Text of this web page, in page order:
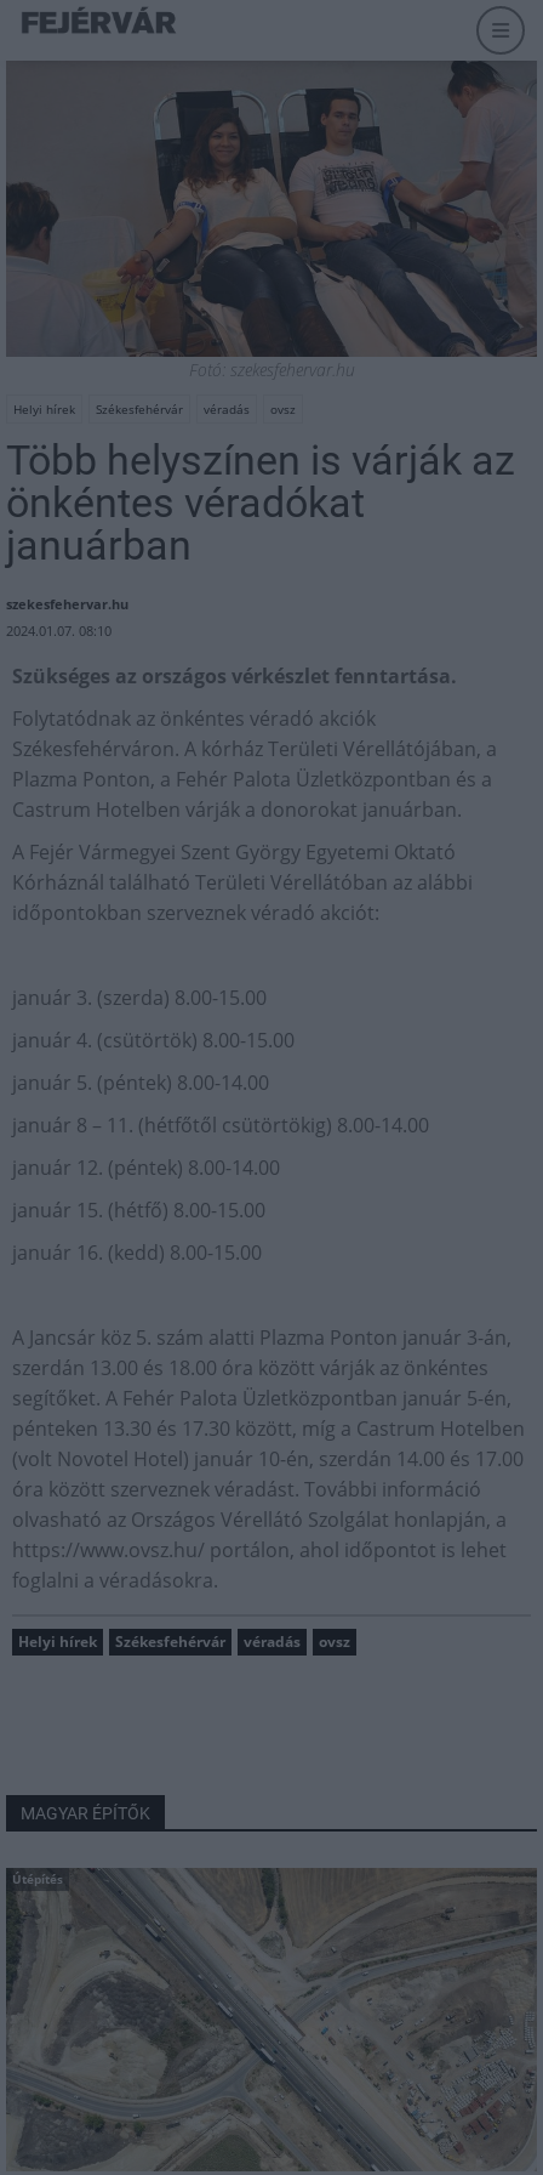
Fotó: szekesfehervar.hu
Helyi hírek Székesfehérvár véradás ovsz
Több helyszínen is várják az
önkéntes véradókat
januárban
szekesfehervar.hu
2024.01.07. 08:10
Szükséges az országos vérkészlet fenntartása.
Folytatódnak az önkéntes véradó akciók
Székesfehérváron. A kórház Területi Vérellátójában, a
Plazma Ponton, a Fehér Palota Üzletközpontban és a
Castrum Hotelben várják a donorokat januárban.
A Fejér Vármegyei Szent György Egyetemi Oktató
Kórháznál található Területi Vérellátóban az alábbi
időpontokban szerveznek véradó akciót:
január 3. (szerda) 8.00-15.00
január 4. (csütörtök) 8.00-15.00
január 5. (péntek) 8.00-14.00
január 8 – 11. (hétfőtől csütörtökig) 8.00-14.00
január 12. (péntek) 8.00-14.00
január 15. (hétfő) 8.00-15.00
január 16. (kedd) 8.00-15.00
A Jancsár köz 5. szám alatti Plazma Ponton január 3-án,
szerdán 13.00 és 18.00 óra között várják az önkéntes
segítőket. A Fehér Palota Üzletközpontban január 5-én,
pénteken 13.30 és 17.30 között, míg a Castrum Hotelben
(volt Novotel Hotel) január 10-én, szerdán 14.00 és 17.00
óra között szerveznek véradást. További információ
olvasható az Országos Vérellátó Szolgálat honlapján, a
https://www.ovsz.hu/ portálon, ahol időpontot is lehet
foglalni a véradásokra.
Helyi hírek Székesfehérvár véradás ovsz
MAGYAR ÉPÍTŐK
Útépítés